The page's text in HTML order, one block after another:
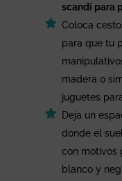
scandi para
Coloca
para que tu
madera o
juguetes
Deja un
donde el
con motivos
blanco y